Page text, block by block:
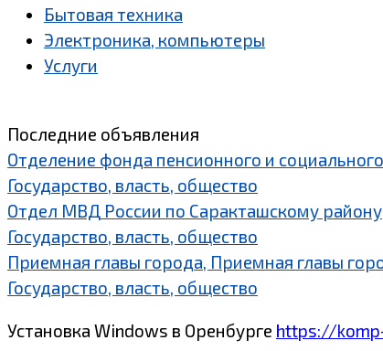
Бытовая техника
Электроника, компьютеры
Услуги
Последние объявления
Отделение фонда пенсионного и
Государство, власть, общество
Отдел МВД России по Саракташскому
Государство, власть, общество
Приемная главы города, Приемная главы
Государство, власть, общество
Установка Windows в Оренбурге https://